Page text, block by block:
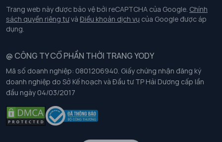
Chính sách bảo vệ dữ liệu cá nhân
Chính sách thanh toán, giao nhận
Chính sách chất lượng và an toàn sức khoẻ nghề nghiệp
Chính sách đơn đồng phục
Hướng dẫn chọn kích thước
Tuyển dụng
Trang web này được bảo vệ bởi reCAPTCHA của Google. Chính
sách quyền riêng tưvà Điều khoản dịch vụ của Google được áp
dụng.
@ CÔNG TY CỔ PHẦN THỜI TRANG YODY
Mã số doanh nghiệp: 0801206940. Giấy chứng nhận đăng ký
doanh nghiệp do Sở Kế hoạch và Đầu tư TP Hải Dương cấp lần
đầu ngày 04/03/2017